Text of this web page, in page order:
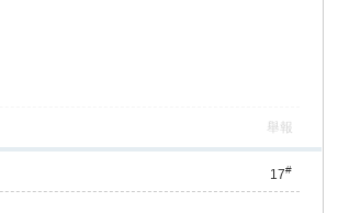
舉報
17#